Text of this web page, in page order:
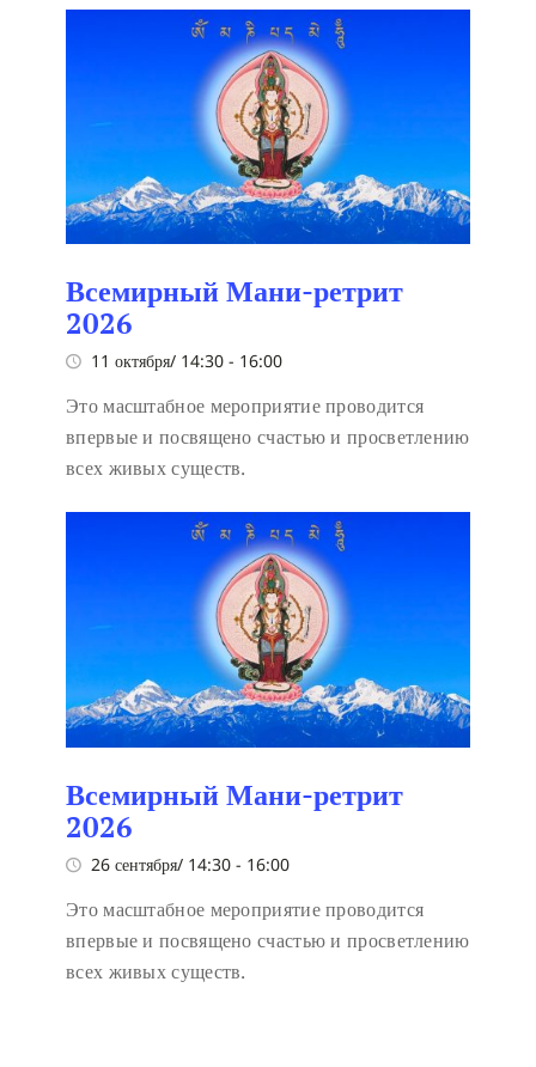
Всемирный Мани-ретрит
2026
11 октября/ 14:30 - 16:00
Это масштабное мероприятие проводится
впервые и посвящено счастью и просветлению
всех живых существ.
Всемирный Мани-ретрит
2026
26 сентября/ 14:30 - 16:00
Это масштабное мероприятие проводится
впервые и посвящено счастью и просветлению
всех живых существ.